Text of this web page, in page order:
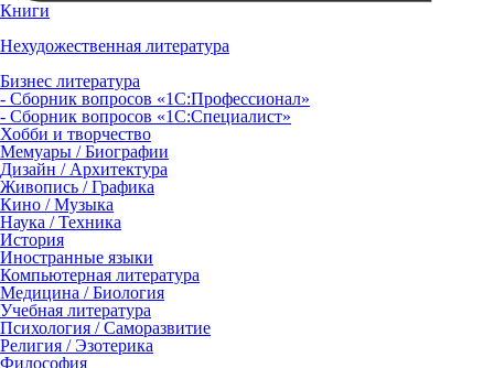
Книги
Нехудожественная литература
Бизнес литература
- Сборник вопросов «1С:Профессионал»
- Сборник вопросов «1С:Специалист»
Хобби и творчество
Мемуары / Биографии
Дизайн / Архитектура
Живопись / Графика
Кино / Музыка
Наука / Техника
История
Иностранные языки
Компьютерная литература
Медицина / Биология
Учебная литература
Психология / Саморазвитие
Религия / Эзотерика
Философия